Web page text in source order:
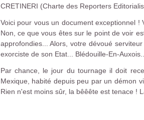
CRETINERI (Charte des Reporters
Voici pour vous un document exceptionnel !
Non, ce que vous êtes sur le point de voir
approfondies... Alors, votre dévoué
exorciste de son Etat... Blédouille-En-Auxois...
Par chance, le jour du tournage il doit
Mexique, habité depuis peu par un démon
Rien n'est moins sûr, la bêêête est tenace !